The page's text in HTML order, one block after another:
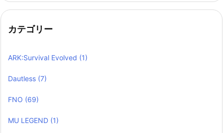
カテゴリー
ARK:Survival Evolved (1)
Dautless (7)
FNO (69)
MU LEGEND (1)